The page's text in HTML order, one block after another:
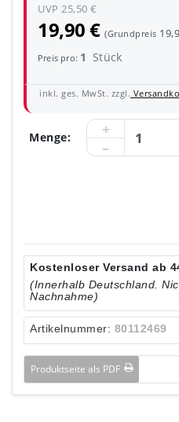
UVP 25,50 €
19,90 €(Grundpreis
Preis pro: 1 Stück
inkl. ges. MwSt. zzgl.
Menge:
Kostenloser Versand ab
(Innerhalb Deutschland.
Nachnahme)
Artikelnummer: 80112469
Produktseite als PDF